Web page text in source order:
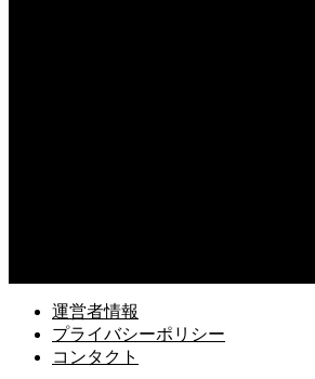
運営者情報
プライバシーポリシー
コンタクト